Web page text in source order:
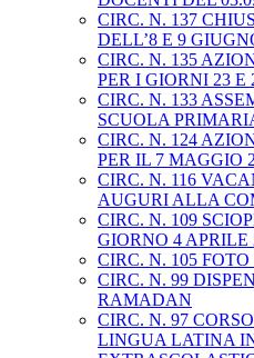
CIRC. N. 137
DELL’8 E 9
CIRC. N. 135
PER I GIORNI 23 E
CIRC. N. 133
SCUOLA
CIRC. N. 124
PER IL 7 MAGGIO
CIRC. N. 116
AUGURI ALLA
CIRC. N. 109
GIORNO 4 APRILE
CIRC. N. 105
CIRC. N. 99
RAMADAN
CIRC. N. 97
LINGUA LATINA